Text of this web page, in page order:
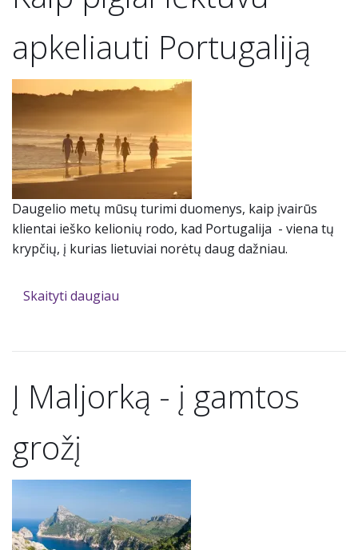
apkeliauti Portugaliją
Daugelio metų mūsų turimi duomenys, kaip įvairūs
klientai ieško kelionių rodo, kad Portugalija - viena tų
krypčių, į kurias lietuviai norėtų daug dažniau.
Skaityti daugiau
Į Maljorką - į gamtos
grožį